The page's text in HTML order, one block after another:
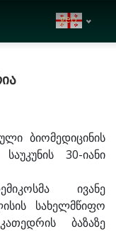
geo
ბიომედიცინის
30-იანი
ივანე
სახელმწიფო
ბაზაზე